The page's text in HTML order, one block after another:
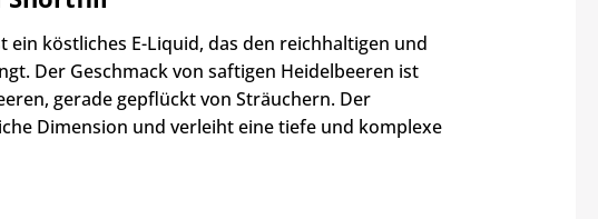
ein köstliches E-Liquid, das den reichhaltigen und
Der Geschmack von saftigen Heidelbeeren ist
gerade gepflückt von Sträuchern. Der
Dimension und verleiht eine tiefe und komplexe